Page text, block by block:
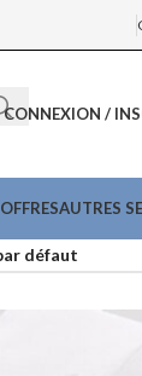
CONNEXION /
OFFRESAUTRES